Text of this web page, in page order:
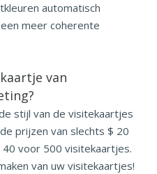
automatisch
meer coherente
van
stijl van de visitekaartjes
prijzen van slechts $ 20
voor 500 visitekaartjes.
van uw visitekaartjes!